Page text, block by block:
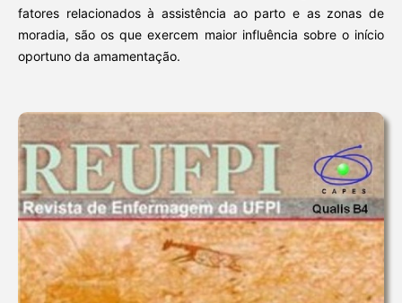
fatores relacionados à assistência ao parto e as zonas de
moradia, são os que exercem maior influência sobre o início
oportuno da amamentação.